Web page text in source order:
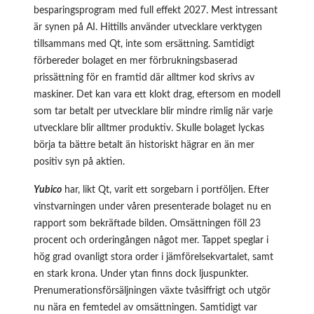
besparingsprogram med full effekt 2027. Mest intressant
är synen på AI. Hittills använder utvecklare verktygen
tillsammans med Qt, inte som ersättning. Samtidigt
förbereder bolaget en mer förbrukningsbaserad
prissättning för en framtid där alltmer kod skrivs av
maskiner. Det kan vara ett klokt drag, eftersom en modell
som tar betalt per utvecklare blir mindre rimlig när varje
utvecklare blir alltmer produktiv. Skulle bolaget lyckas
börja ta bättre betalt än historiskt hägrar en än mer
positiv syn på aktien.
Yubico har, likt Qt, varit ett sorgebarn i portföljen. Efter
vinstvarningen under våren presenterade bolaget nu en
rapport som bekräftade bilden. Omsättningen föll 23
procent och orderingången något mer. Tappet speglar i
hög grad ovanligt stora order i jämförelsekvartalet, samt
en stark krona. Under ytan finns dock ljuspunkter.
Prenumerationsförsäljningen växte tvåsiffrigt och utgör
nu nära en femtedel av omsättningen. Samtidigt var